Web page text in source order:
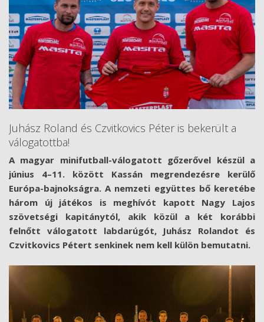
Juhász Roland és Czvitkovics Péter is bekerült a
válogatottba!
A magyar minifutball-válogatott gőzerővel készül a
június 4–11. között Kassán megrendezésre kerülő
Európa-bajnokságra. A nemzeti együttes bő keretébe
három új játékos is meghívót kapott Nagy Lajos
szövetségi kapitánytól, akik közül a két korábbi
felnőtt válogatott labdarúgót, Juhász Rolandot és
Czvitkovics Pétert senkinek nem kell külön bemutatni.